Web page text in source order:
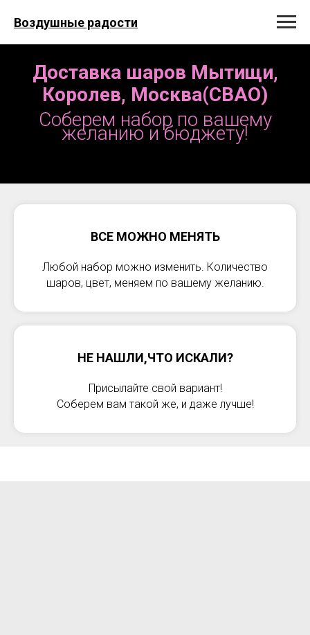
Воздушные радости
Доставка шаров Мытищи,
Королев, Москва(СВАО)
Соберем набор по вашему
желанию и бюджету!
ВСЕ МОЖНО МЕНЯТЬ
Любой набор можно изменить. Количество
шаров, цвет, меняем по вашему желанию.
НЕ НАШЛИ,ЧТО ИСКАЛИ?
Присылайте свой вариант!
Соберем вам такой же, и даже лучше!